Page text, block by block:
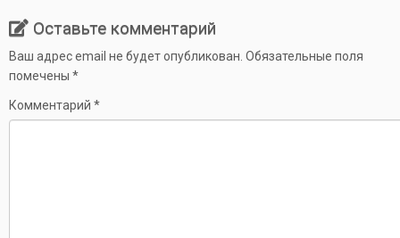
Оставьте комментарий
Ваш адрес email не будет опубликован. Обязательные поля
помечены *
Комментарий *